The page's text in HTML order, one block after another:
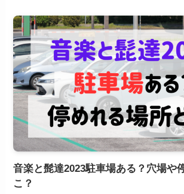
音楽と髭達2023駐車場ある？穴場や
こ？